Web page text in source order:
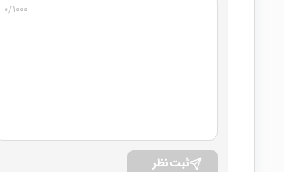
۰/۱۰۰۰
ثبت نظر